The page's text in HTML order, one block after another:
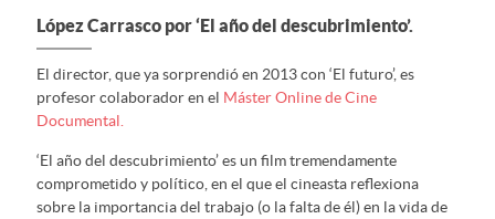
López Carrasco por ‘El año del descubrimiento’.
El director, que ya sorprendió en 2013 con ‘El futuro’, es
profesor colaborador en el Máster Online de Cine
Documental.
‘El año del descubrimiento’ es un film tremendamente
comprometido y político, en el que el cineasta reflexiona
sobre la importancia del trabajo (o la falta de él) en la vida de